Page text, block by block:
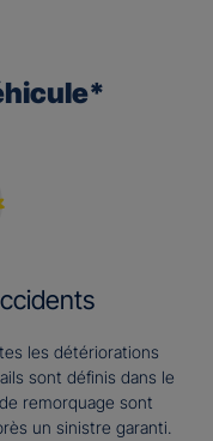
les détériorations
sont définis dans le
remorquage sont
un sinistre garanti.